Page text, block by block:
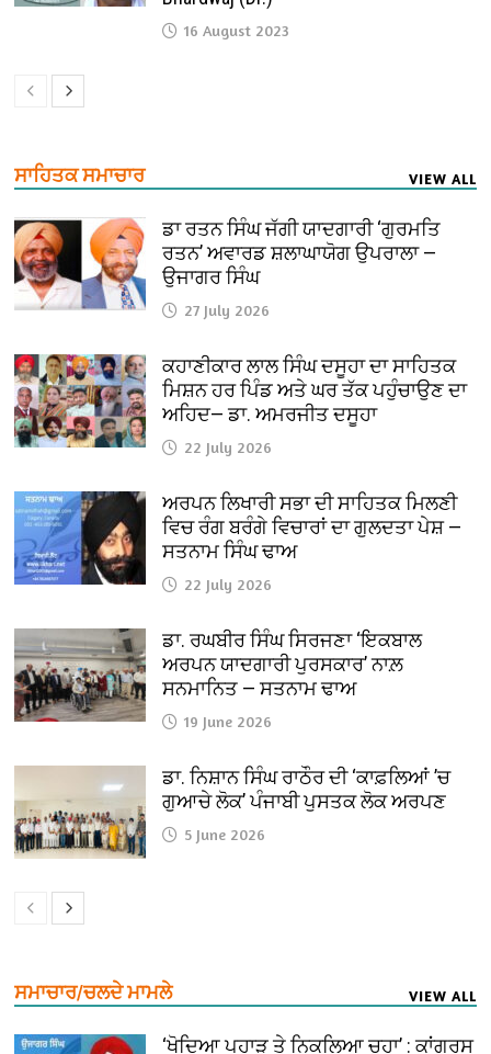
16 August 2023
ਸਾਹਿਤਕ ਸਮਾਚਾਰ VIEW ALL
ਡਾ ਰਤਨ ਸਿੰਘ ਜੱਗੀ ਯਾਦਗਾਰੀ ‘ਗੁਰਮਤਿ
ਰਤਨ’ ਅਵਾਰਡ ਸ਼ਲਾਘਾਯੋਗ ਉਪਰਾਲਾ —
ਉਜਾਗਰ ਸਿੰਘ
27 July 2026
ਕਹਾਣੀਕਾਰ ਲਾਲ ਸਿੰਘ ਦਸੂਹਾ ਦਾ ਸਾਹਿਤਕ
ਮਿਸ਼ਨ ਹਰ ਪਿੰਡ ਅਤੇ ਘਰ ਤੱਕ ਪਹੁੰਚਾਉਣ ਦਾ
ਅਹਿਦ— ਡਾ. ਅਮਰਜੀਤ ਦਸੂਹਾ
22 July 2026
ਅਰਪਨ ਲਿਖਾਰੀ ਸਭਾ ਦੀ ਸਾਹਿਤਕ ਮਿਲਣੀ
ਵਿਚ ਰੰਗ ਬਰੰਗੇ ਵਿਚਾਰਾਂ ਦਾ ਗੁਲਦਤਾ ਪੇਸ਼ —
ਸਤਨਾਮ ਸਿੰਘ ਢਾਅ
22 July 2026
ਡਾ. ਰਘਬੀਰ ਸਿੰਘ ਸਿਰਜਣਾ ‘ਇਕਬਾਲ
ਅਰਪਨ ਯਾਦਗਾਰੀ ਪੁਰਸਕਾਰ’ ਨਾਲ਼
ਸਨਮਾਨਿਤ — ਸਤਨਾਮ ਢਾਅ
19 June 2026
ਡਾ. ਨਿਸ਼ਾਨ ਸਿੰਘ ਰਾਠੌਰ ਦੀ ‘ਕਾਫ਼ਲਿਆਂ ’ਚ
ਗੁਆਚੇ ਲੋਕ’ ਪੰਜਾਬੀ ਪੁਸਤਕ ਲੋਕ ਅਰਪਣ
5 June 2026
ਸਮਾਚਾਰ/ਚਲਦੇ ਮਾਮਲੇ VIEW ALL
‘ਖੋਦਿਆ ਪਹਾੜ ਤੇ ਨਿਕਲਿਆ ਚੂਹਾ’ : ਕਾਂਗਰਸ